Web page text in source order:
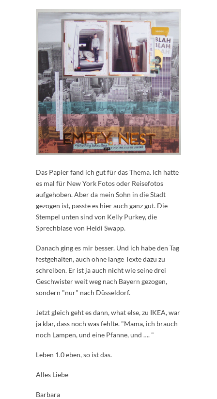
Das Papier fand ich gut für das Thema. Ich hatte
es mal für New York Fotos oder Reisefotos
aufgehoben. Aber da mein Sohn in die Stadt
gezogen ist, passte es hier auch ganz gut. Die
Stempel unten sind von Kelly Purkey, die
Sprechblase von Heidi Swapp.
Danach ging es mir besser. Und ich habe den Tag
festgehalten, auch ohne lange Texte dazu zu
schreiben. Er ist ja auch nicht wie seine drei
Geschwister weit weg nach Bayern gezogen,
sondern "nur" nach Düsseldorf.
Jetzt gleich geht es dann, what else, zu IKEA, war
ja klar, dass noch was fehlte. "Mama, ich brauch
noch Lampen, und eine Pfanne, und …. "
Leben 1.0 eben, so ist das.
Alles Liebe
Barbara